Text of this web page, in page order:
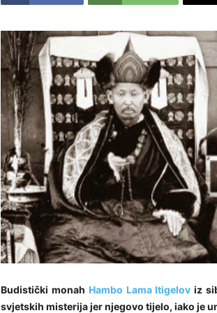
Budistički monah Hambo Lama Itigelov iz
svjetskih misterija jer njegovo tijelo, iako je